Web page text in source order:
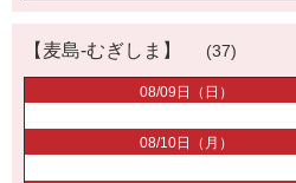
【麦島-むぎしま】 (37)
08/09日（日）
08/10日（月）